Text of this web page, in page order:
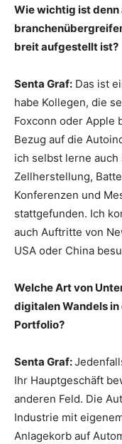
Wie wichtig ist
breit aufgestellt ist?
Senta Graf: Das ist
habe Kollegen, die
Foxconn oder Apple
Bezug auf die
ich selbst lerne
Zellherstellung,
Konferenzen und
stattgefunden. Ich
auch Auftritte von
USA oder China
Welche Art von
digitalen Wandels
Portfolio?
Senta Graf:
Ihr Hauptgeschäft
anderen Feld. Die
Industrie mit
Anlagekorb auf